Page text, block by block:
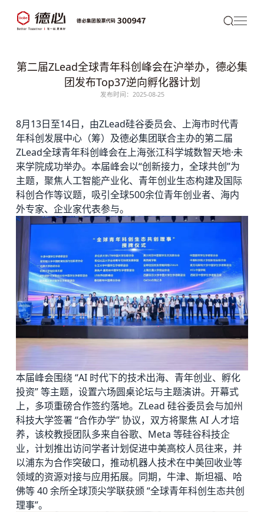
第二届ZLead全球青年科创峰会在沪举办，德必集
团发布Top37逆向孵化器计划
发布时间：2025-08-25
8月13日至14日，由ZLead硅谷委员会、上海市时代青
年科创发展中心（筹）及德必集团联合主办的第二届
ZLead全球青年科创峰会在上海张江科学城数智天地·未
来学院成功举办。本届峰会以“创新接力，全球共创”为
主题，聚焦人工智能产业化、青年创业生态构建及国际
科创合作等议题，吸引全球500余位青年创业者、海内
外专家、企业家代表参与。
本届峰会围绕 “AI 时代下的技术出海、青年创业、孵化
投资” 等主题，设置六场圆桌论坛与主题演讲。开幕式
上，多项重磅合作签约落地。ZLead 硅谷委员会与加州
科技大学签署 “合作办学” 协议，双方将聚焦 AI 人才培
养，该校教授团队多来自谷歌、Meta 等硅谷科技企
业，计划推出访问学者计划促进中美高校人员往来，并
以浦东为合作突破口，推动机器人技术在中美回收业等
领域的资源对接与应用拓展。同期，牛津、斯坦福、哈
佛等 40 余所全球顶尖学联获颁 “全球青年科创生态共创
理事”。